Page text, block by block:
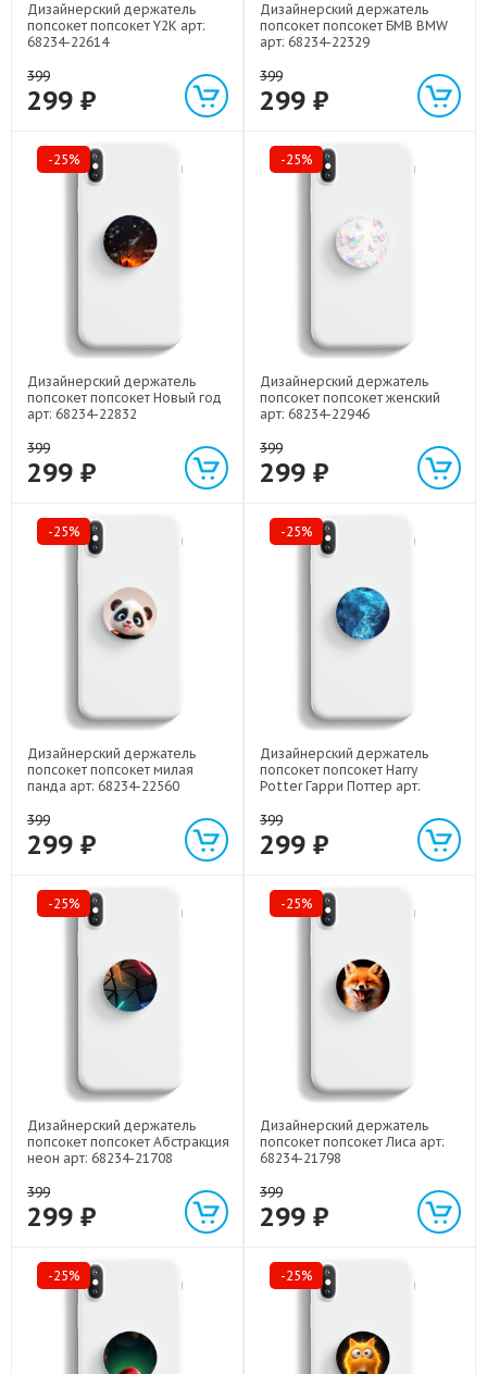
Дизайнерский держатель
попсокет попсокет Y2K арт:
68234-22614
399
299 ₽
Дизайнерский держатель
попсокет попсокет БМВ BMW
арт: 68234-22329
399
299 ₽
-25%
Дизайнерский держатель
попсокет попсокет Новый год
арт: 68234-22832
399
299 ₽
-25%
Дизайнерский держатель
попсокет попсокет женский
арт: 68234-22946
399
299 ₽
-25%
Дизайнерский держатель
попсокет попсокет милая
панда арт: 68234-22560
399
299 ₽
-25%
Дизайнерский держатель
попсокет попсокет Harry
Potter Гарри Поттер арт:
399
299 ₽
-25%
Дизайнерский держатель
попсокет попсокет Абстракция
неон арт: 68234-21708
399
299 ₽
-25%
Дизайнерский держатель
попсокет попсокет Лиса арт:
68234-21798
399
299 ₽
-25% -25%